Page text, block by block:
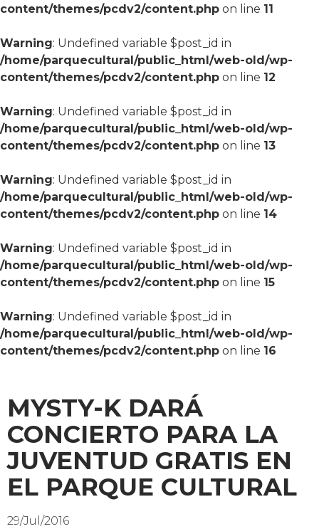
content/themes/pcdv2/content.php on line 11
Warning: Undefined variable $post_id in
/home/parquecultural/public_html/web-old/wp-
content/themes/pcdv2/content.php on line 12
Warning: Undefined variable $post_id in
/home/parquecultural/public_html/web-old/wp-
content/themes/pcdv2/content.php on line 13
Warning: Undefined variable $post_id in
/home/parquecultural/public_html/web-old/wp-
content/themes/pcdv2/content.php on line 14
Warning: Undefined variable $post_id in
/home/parquecultural/public_html/web-old/wp-
content/themes/pcdv2/content.php on line 15
Warning: Undefined variable $post_id in
/home/parquecultural/public_html/web-old/wp-
content/themes/pcdv2/content.php on line 16
MYSTY-K DARÁ
CONCIERTO PARA LA
JUVENTUD GRATIS EN
EL PARQUE CULTURAL
29/Jul/2016